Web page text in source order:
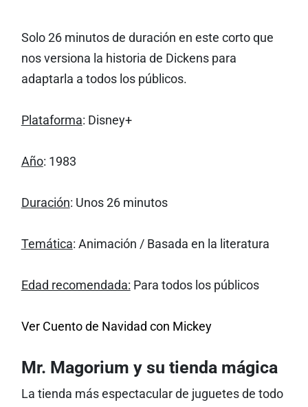
Solo 26 minutos de duración en este corto que
nos versiona la historia de Dickens para
adaptarla a todos los públicos.
Plataforma: Disney+
Año: 1983
Duración: Unos 26 minutos
Temática: Animación / Basada en la literatura
Edad recomendada: Para todos los públicos
Ver Cuento de Navidad con Mickey
Mr. Magorium y su tienda mágica
La tienda más espectacular de juguetes de todo